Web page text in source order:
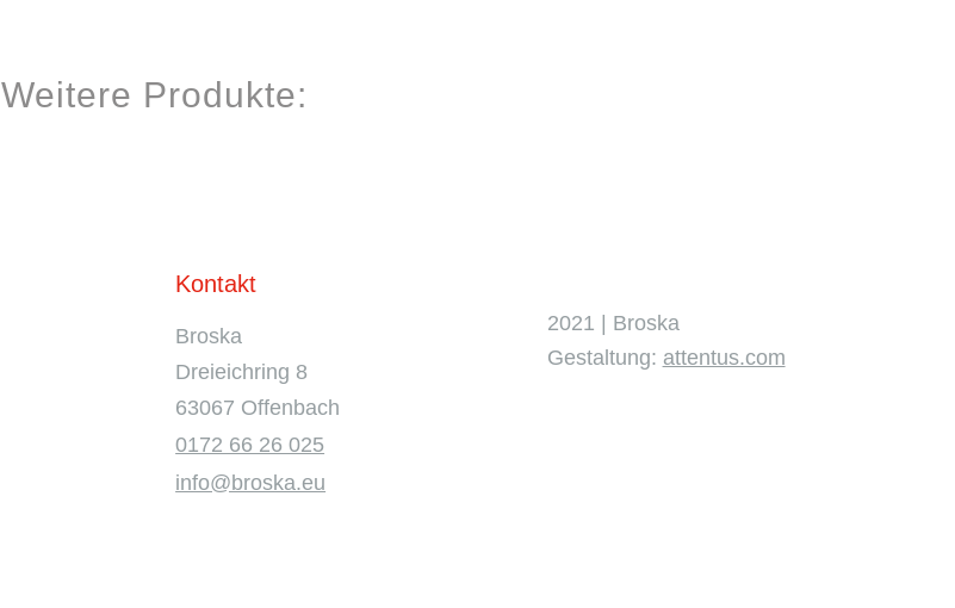
Weitere Produkte:
Kontakt
Broska
Dreieichring 8
63067 Offenbach
0172 66 26 025
info@broska.eu
2021 | Broska
Gestaltung: attentus.com